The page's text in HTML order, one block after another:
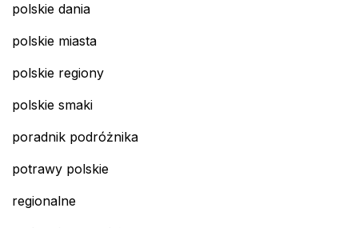
polskie dania
polskie miasta
polskie regiony
polskie smaki
poradnik podróżnika
potrawy polskie
regionalne